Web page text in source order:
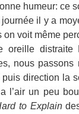
humeur: ce
il y a
voit même
oreille
nous passons
puis direction la
l’air un peu
to Explain